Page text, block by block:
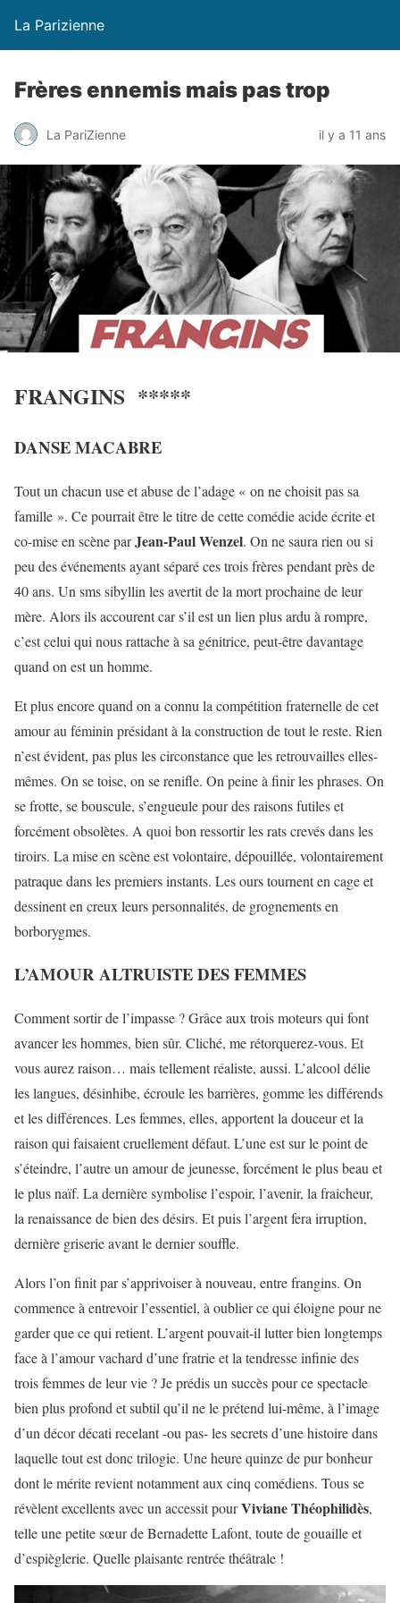
La Parizienne
Frères ennemis mais pas trop
La PariZienne il y a 11 ans
FRANGINS *****
DANSE MACABRE
Tout un chacun use et abuse de l’adage « on ne choisit pas sa
famille ». Ce pourrait être le titre de cette comédie acide écrite et
co-mise en scène parJean-Paul Wenzel. On ne saura rien ou si
peu des événements ayant séparé ces trois frères pendant près de
40 ans. Un sms sibyllin les avertit de la mort prochaine de leur
mère. Alors ils accourent car s’il est un lien plus ardu à rompre,
c’est celui qui nous rattache à sa génitrice, peut-être davantage
quand on est un homme.
Et plus encore quand on a connu la compétition fraternelle de cet
amour au féminin présidant à la construction de tout le reste. Rien
n’est évident, pas plus les circonstance que les retrouvailles elles-
mêmes. On se toise, on se renifle. On peine à finir les phrases. On
se frotte, se bouscule, s’engueule pour des raisons futiles et
forcément obsolètes. A quoi bon ressortir les rats crevés dans les
tiroirs. La mise en scène est volontaire, dépouillée, volontairement
patraque dans les premiers instants. Les ours tournent en cage et
dessinent en creux leurs personnalités, de grognements en
borborygmes.
L’AMOUR ALTRUISTE DES FEMMES
Comment sortir de l’impasse ? Grâce aux trois moteurs qui font
avancer les hommes, bien sûr. Cliché, me rétorquerez-vous. Et
vous aurez raison… mais tellement réaliste, aussi. L’alcool délie
les langues, désinhibe, écroule les barrières, gomme les différends
et les différences. Les femmes, elles, apportent la douceur et la
raison qui faisaient cruellement défaut. L’une est sur le point de
s’éteindre, l’autre un amour de jeunesse, forcément le plus beau et
le plus naïf. La dernière symbolise l’espoir, l’avenir, la fraicheur,
la renaissance de bien des désirs. Et puis l’argent fera irruption,
dernière griserie avant le dernier souffle.
Alors l’on finit par s’apprivoiser à nouveau, entre frangins. On
commence à entrevoir l’essentiel, à oublier ce qui éloigne pour ne
garder que ce qui retient. L’argent pouvait-il lutter bien longtemps
face à l’amour vachard d’une fratrie et la tendresse infinie des
trois femmes de leur vie ? Je prédis un succès pour ce spectacle
bien plus profond et subtil qu’il ne le prétend lui-même, à l’image
d’un décor décati recelant -ou pas- les secrets d’une histoire dans
laquelle tout est donc trilogie. Une heure quinze de pur bonheur
dont le mérite revient notamment aux cinq comédiens. Tous se
révèlent excellents avec un accessit pourViviane Théophilidès,
telle une petite sœur de Bernadette Lafont, toute de gouaille et
d’espièglerie. Quelle plaisante rentrée théâtrale !